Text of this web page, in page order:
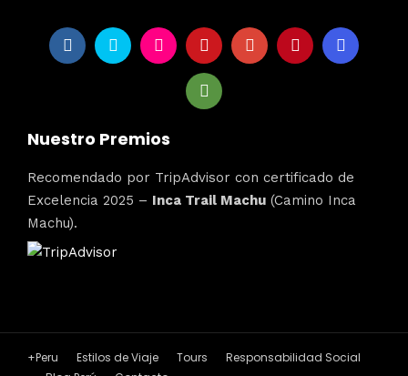
Nuestro Premios
Recomendado por TripAdvisor con certificado de
Excelencia 2025 – Inca Trail Machu (Camino Inca
Machu).
+Peru Estilos de Viaje Tours
Responsabilidad Social